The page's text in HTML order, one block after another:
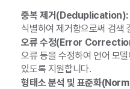
중복 제거(Deduplication):
식별하여 제거함으로써 검색
오류 수정(Error
오류 등을 수정하여 언어 모
있도록 지원합니다.
형태소 분석 및 표준화